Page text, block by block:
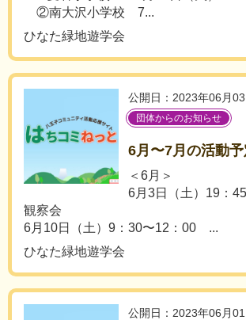
②南大沢小学校 7...
ひなた緑地遊学会
公開日：2023年06月03
団体からのお知らせ
6月〜7月の活動予
＜6月＞
6月3日（土）19：
観察会
6月10日（土）9：30〜12：00 ...
ひなた緑地遊学会
公開日：2023年06月01